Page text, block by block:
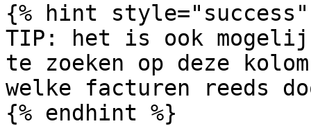
{% hint style="success"
TIP: het is ook
te zoeken op deze
welke facturen reeds
{% endhint %}